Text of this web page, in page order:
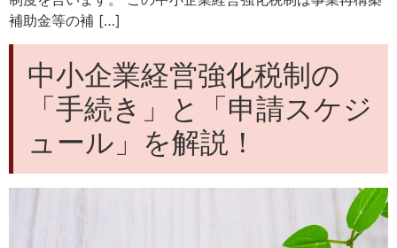
補助金等の補 […]
中小企業経営強化税制の
「手続き」と「申請スケジ
ュール」を解説！